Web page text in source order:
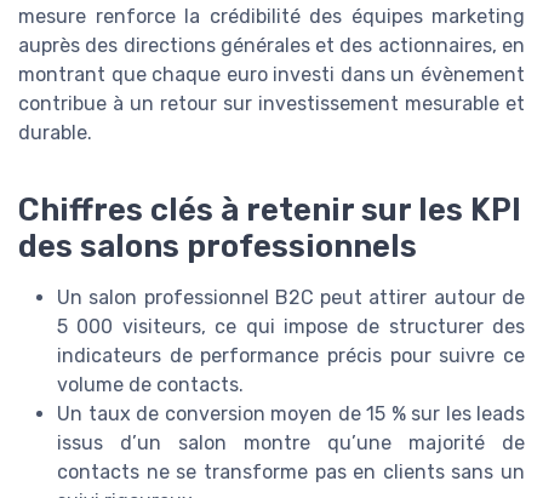
mesure renforce la crédibilité des équipes marketing
auprès des directions générales et des actionnaires, en
montrant que chaque euro investi dans un évènement
contribue à un retour sur investissement mesurable et
durable.
Chiffres clés à retenir sur les KPI
des salons professionnels
Un salon professionnel B2C peut attirer autour de
5 000 visiteurs, ce qui impose de structurer des
indicateurs de performance précis pour suivre ce
volume de contacts.
Un taux de conversion moyen de 15 % sur les leads
issus d’un salon montre qu’une majorité de
contacts ne se transforme pas en clients sans un